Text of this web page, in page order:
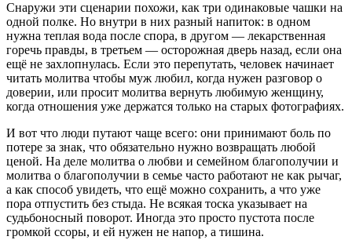
Снаружи эти сценарии похожи, как три одинаковые чашки на
одной полке. Но внутри в них разный напиток: в одном
нужна теплая вода после спора, в другом — лекарственная
горечь правды, в третьем — осторожная дверь назад, если она
ещё не захлопнулась. Если это перепутать, человек начинает
читать молитва чтобы муж любил, когда нужен разговор о
доверии, или просит молитва вернуть любимую женщину,
когда отношения уже держатся только на старых фотографиях.
И вот что люди путают чаще всего: они принимают боль по
потере за знак, что обязательно нужно возвращать любой
ценой. На деле молитва о любви и семейном благополучии и
молитва о благополучии в семье часто работают не как рычаг,
а как способ увидеть, что ещё можно сохранить, а что уже
пора отпустить без стыда. Не всякая тоска указывает на
судьбоносный поворот. Иногда это просто пустота после
громкой ссоры, и ей нужен не напор, а тишина.